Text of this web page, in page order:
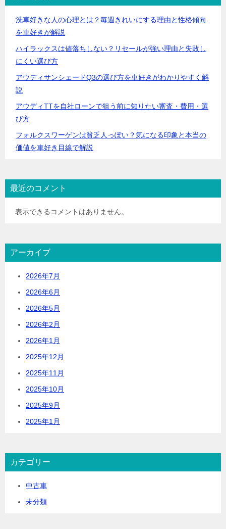
洗車好きな人の心理とは？毎週きれいにする理由と性格傾向
を車好きが解説
ハイラックスは値落ちしない？リセールが強い理由と失敗し
にくい選び方
アウディサンシェードQ3の選び方を車好きがわかりやすく解
説
アウディTTを自社ローンで狙う前に知りたい審査・費用・選
び方
フォルクスワーゲンは貧乏人っぽい？気になる印象と本当の
価値を車好き目線で解説
最近のコメント
表示できるコメントはありません。
アーカイブ
2026年7月
2026年6月
2026年5月
2026年2月
2026年1月
2025年12月
2025年11月
2025年10月
2025年9月
2025年1月
カテゴリー
中古車
未分類